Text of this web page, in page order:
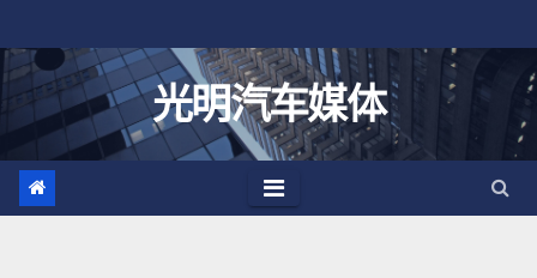
至
光明汽车媒体